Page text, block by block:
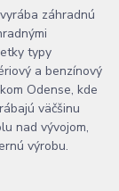
záhradnú
typy
a benzínový
Odense, kde
väčšinu
nad vývojom,
výrobu.